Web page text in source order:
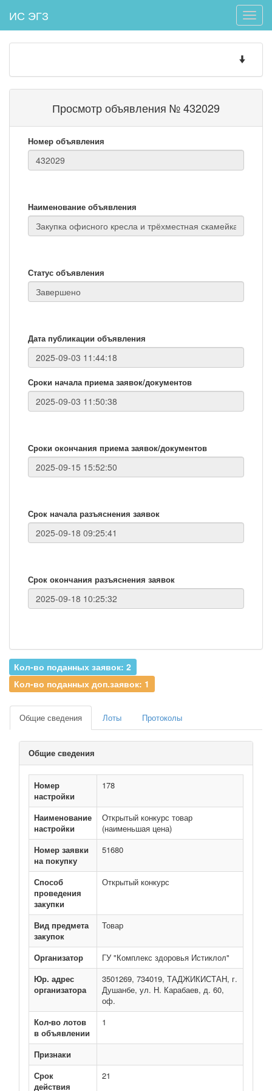
Toggle
ИС ЭГЗ
Toggle
Просмотр объявления № 432029
Номер объявления
Наименование объявления
Статус объявления
Дата публикации объявления
Сроки начала приема заявок/документов
Сроки окончания приема заявок/документов
Срок начала разъяснения заявок
Срок окончания разъяснения заявок
Кол-во поданных заявок: 2
Кол-во поданных доп.заявок: 1
Общие сведения Лоты Протоколы
Общие сведения
Номер
настройки
178
Наименование
настройки
Открытый конкурс товар
(наименьшая цена)
Номер заявки
на покупку
51680
Способ
проведения
закупки
Открытый конкурс
Вид предмета
закупок
Товар
Организатор
ГУ "Комплекс здоровья Истиклол"
Юр. адрес
организатора
3501269, 734019, ТАДЖИКИСТАН, г.
Душанбе, ул. Н. Карабаев, д. 60,
оф.
Кол-во лотов
в объявлении
1
Признаки
Срок
действия
21